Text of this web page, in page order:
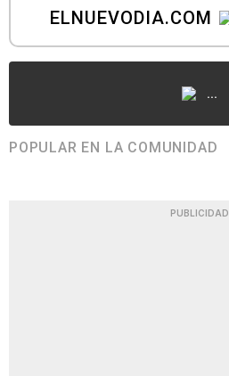
ELNUEVODIA.COM
...
POPULAR EN LA COMUNIDAD
PUBLICIDAD